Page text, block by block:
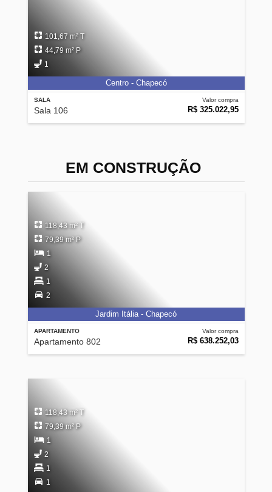
SALA
Sala 106
Valor compra
R$ 325.022,95
101,67 m² T
44,79 m² P
1
Centro - Chapecó
EM CONSTRUÇÃO
APARTAMENTO
Apartamento 802
Valor compra
R$ 638.252,03
118,43 m² T
79,39 m² P
1
2
1
2
Jardim Itália - Chapecó
118,43 m² T
79,39 m² P
1
2
1
1